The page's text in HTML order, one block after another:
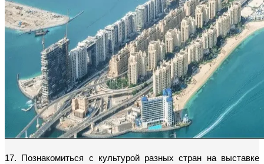
17. Познакомиться с культурой разных стран на выставке